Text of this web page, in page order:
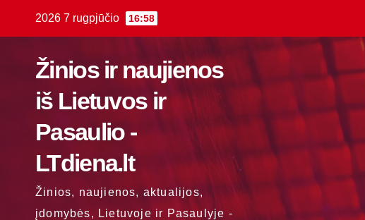
2026 7 rugpjūčio 16:58
Žinios ir naujienos
iš Lietuvos ir
Pasaulio -
LTdiena.lt
Žinios, naujienos, aktualijos,
įdomybės, Lietuvoje ir Pasaulyje -